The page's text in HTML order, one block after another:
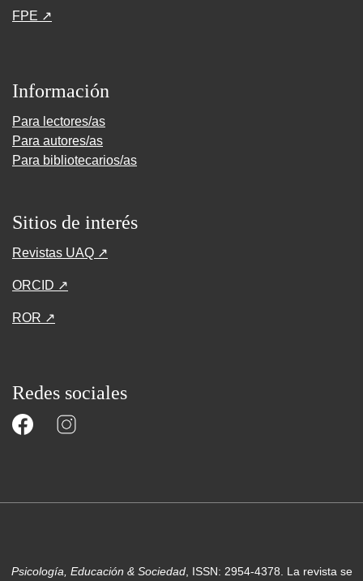
FPE ↗
Información
Para lectores/as
Para autores/as
Para bibliotecarios/as
Sitios de interés
Revistas UAQ ↗
ORCID ↗
ROR ↗
Redes sociales
Psicología, Educación & Sociedad, ISSN: 2954-4378. La revista se